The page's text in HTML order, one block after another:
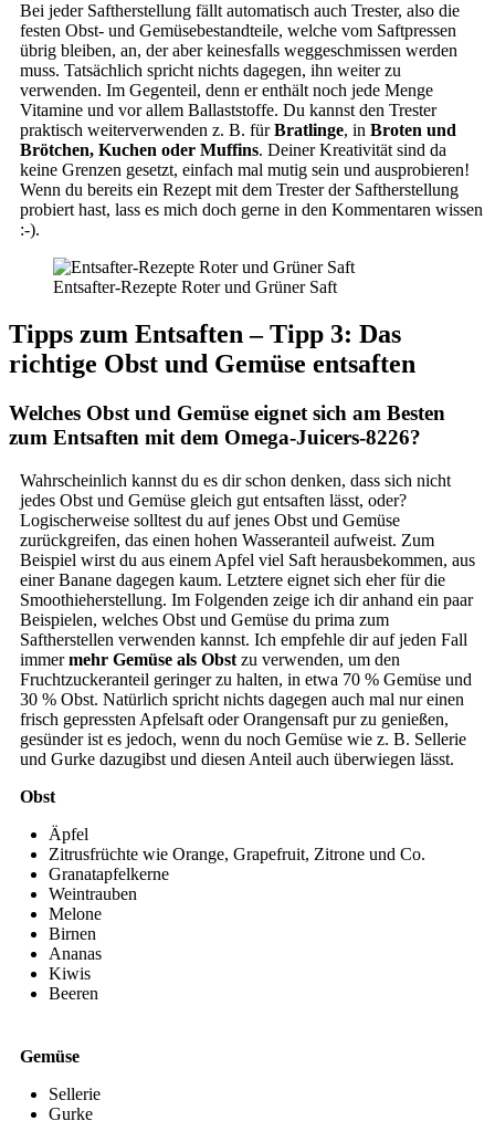
Bei jeder Saftherstellung fällt automatisch auch Trester, also die
festen Obst- und Gemüsebestandteile, welche vom Saftpressen
übrig bleiben, an, der aber keinesfalls weggeschmissen werden
muss. Tatsächlich spricht nichts dagegen, ihn weiter zu
verwenden. Im Gegenteil, denn er enthält noch jede Menge
Vitamine und vor allem Ballaststoffe. Du kannst den Trester
praktisch weiterverwenden z. B. fürBratlinge, in Broten und
Brötchen, Kuchen oder Muffins. Deiner Kreativität sind da
keine Grenzen gesetzt, einfach mal mutig sein und ausprobieren!
Wenn du bereits ein Rezept mit dem Trester der Saftherstellung
probiert hast, lass es mich doch gerne in den Kommentaren wissen
:-).
Entsafter-Rezepte Roter und Grüner Saft
Tipps zum Entsaften – Tipp 3: Das
richtige Obst und Gemüse entsaften
Welches Obst und Gemüse eignet sich am Besten
zum Entsaften mit dem Omega-Juicers-8226?
Wahrscheinlich kannst du es dir schon denken, dass sich nicht
jedes Obst und Gemüse gleich gut entsaften lässt, oder?
Logischerweise solltest du auf jenes Obst und Gemüse
zurückgreifen, das einen hohen Wasseranteil aufweist. Zum
Beispiel wirst du aus einem Apfel viel Saft herausbekommen, aus
einer Banane dagegen kaum. Letztere eignet sich eher für die
Smoothieherstellung. Im Folgenden zeige ich dir anhand ein paar
Beispielen, welches Obst und Gemüse du prima zum
Saftherstellen verwenden kannst. Ich empfehle dir auf jeden Fall
immermehr Gemüse als Obst zu verwenden, um den
Fruchtzuckeranteil geringer zu halten, in etwa 70 % Gemüse und
30 % Obst. Natürlich spricht nichts dagegen auch mal nur einen
frisch gepressten Apfelsaft oder Orangensaft pur zu genießen,
gesünder ist es jedoch, wenn du noch Gemüse wie z. B. Sellerie
und Gurke dazugibst und diesen Anteil auch überwiegen lässt.
Obst
Äpfel
Zitrusfrüchte wie Orange, Grapefruit, Zitrone und Co.
Granatapfelkerne
Weintrauben
Melone
Birnen
Ananas
Kiwis
Beeren
Gemüse
Sellerie
Gurke